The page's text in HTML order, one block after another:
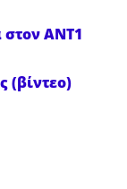
ΑΝΤ1
(βίντεο)